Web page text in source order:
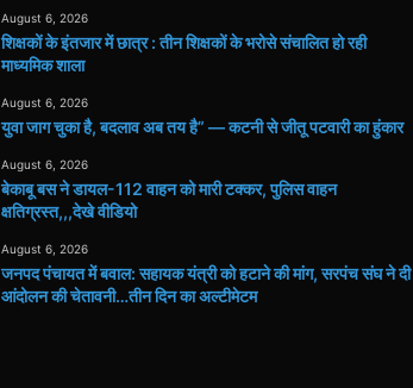
August 6, 2026
शिक्षकों के इंतजार में छात्र : तीन शिक्षकों के भरोसे संचालित हो रही
माध्यमिक शाला
August 6, 2026
युवा जाग चुका है, बदलाव अब तय है” — कटनी से जीतू पटवारी का हुंकार
August 6, 2026
बेकाबू बस ने डायल-112 वाहन को मारी टक्कर, पुलिस वाहन
क्षतिग्रस्त,,,देखे वीडियो
August 6, 2026
जनपद पंचायत में बवाल: सहायक यंत्री को हटाने की मांग, सरपंच संघ ने दी
आंदोलन की चेतावनी…तीन दिन का अल्टीमेटम